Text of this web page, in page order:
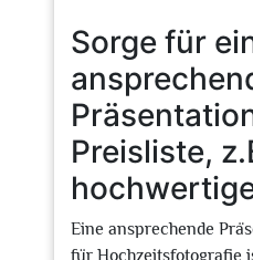
Sorge für
Preisliste,
Eine ansprechende
für Hochzeitsfotografie